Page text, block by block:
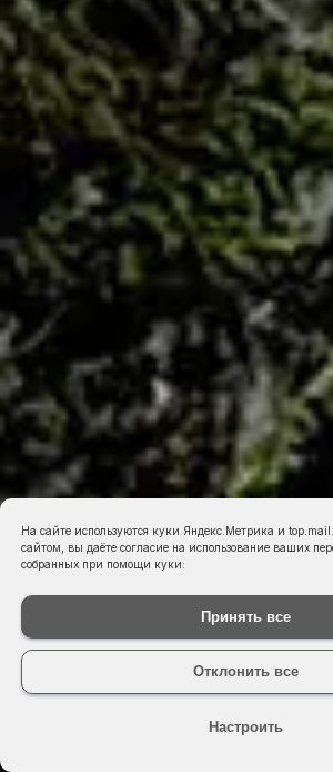
На сайте используются куки Яндекс.Метрика и
сайтом, вы даёте согласие на использование ваших
собранных при помощи куки:
Принять все
Отклонить все
Настроить